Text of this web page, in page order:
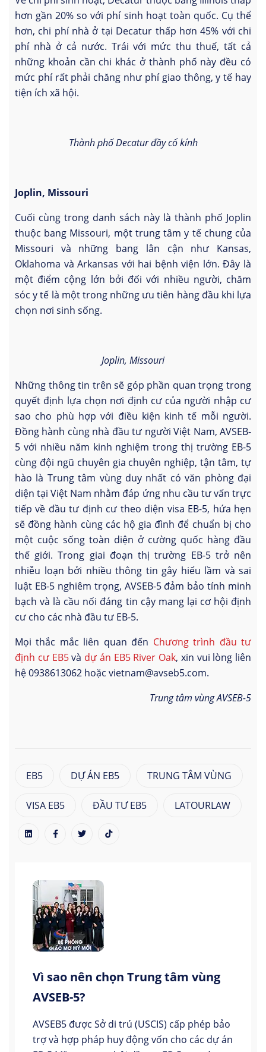
hơn gần 20% so với phí sinh hoạt toàn quốc. Cụ thể
hơn, chi phí nhà ở tại Decatur thấp hơn 45% với chi
phí nhà ở cả nước. Trái với mức thu thuế, tất cả
những khoản cần chi khác ở thành phố này đều có
mức phí rất phải chăng như phí giao thông, y tế hay
tiện ích xã hội.
Thành phố Decatur đầy cổ kính
Joplin, Missouri
Cuối cùng trong danh sách này là thành phố Joplin
thuộc bang Missouri, một trung tâm y tế chung của
Missouri và những bang lân cận như Kansas,
Oklahoma và Arkansas với hai bệnh viện lớn. Đây là
một điểm cộng lớn bởi đối với nhiều người, chăm
sóc y tế là một trong những ưu tiên hàng đầu khi lựa
chọn nơi sinh sống.
Joplin, Missouri
Những thông tin trên sẽ góp phần quan trọng trong
quyết định lựa chọn nơi định cư của người nhập cư
sao cho phù hợp với điều kiện kinh tế mỗi người.
Đồng hành cùng nhà đầu tư người Việt Nam, AVSEB-
5 với nhiều năm kinh nghiệm trong thị trường EB-5
cùng đội ngũ chuyên gia chuyên nghiệp, tận tâm, tự
hào là Trung tâm vùng duy nhất có văn phòng đại
diện tại Việt Nam nhằm đáp ứng nhu cầu tư vấn trực
tiếp về đầu tư định cư theo diện visa EB-5, hứa hẹn
sẽ đồng hành cùng các hộ gia đình để chuẩn bị cho
một cuộc sống toàn diện ở cường quốc hàng đầu
thế giới. Trong giai đoạn thị trường EB-5 trở nên
nhiễu loạn bởi nhiều thông tin gây hiểu lầm và sai
luật EB-5 nghiêm trọng, AVSEB-5 đảm bảo tính minh
bạch và là cầu nối đáng tin cậy mang lại cơ hội định
cư cho các nhà đầu tư EB-5.
Mọi thắc mắc liên quan đến Chương trình đầu tư
định cư EB5và dự án EB5 River Oak, xin vui lòng liên
hệ 0938613062 hoặc vietnam@avseb5.com.
Trung tâm vùng AVSEB-5
EB5 DỰ ÁN EB5 TRUNG TÂM VÙNG
VISA EB5 ĐẦU TƯ EB5 LATOURLAW
Vì sao nên chọn Trung tâm vùng
AVSEB-5?
AVSEB5 được Sở di trú (USCIS) cấp phép bảo
trợ và hợp pháp huy động vốn cho các dự án